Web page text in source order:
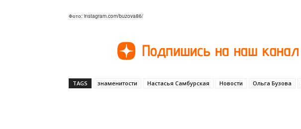
Фото: instagram.com/buzova86/
TAGS знаменитости Настасья Самбурская Новости Ольга Бузова